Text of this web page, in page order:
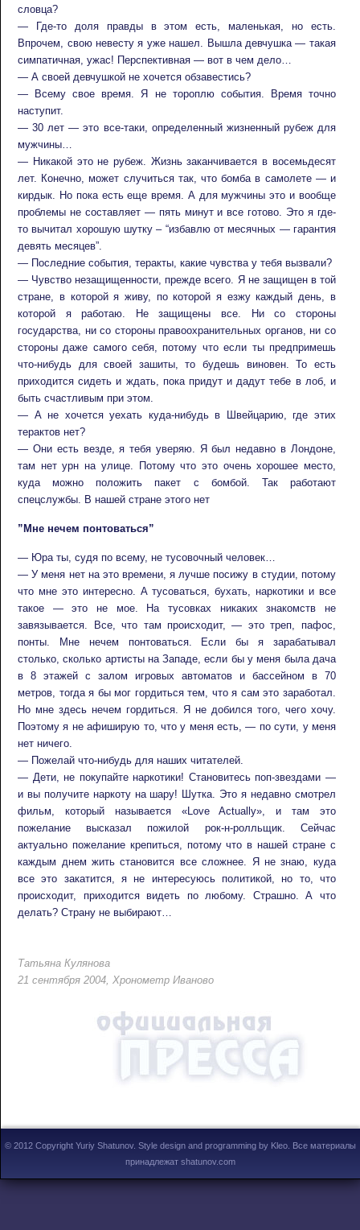
словца?
— Где-то доля правды в этом есть, маленькая, но есть.
Впрочем, свою невесту я уже нашел. Вышла девчушка — такая
симпатичная, ужас! Перспективная — вот в чем дело…
— А своей девчушкой не хочется обзавестись?
— Всему свое время. Я не тороплю события. Время точно
наступит.
— 30 лет — это все-таки, определенный жизненный рубеж для
мужчины…
— Никакой это не рубеж. Жизнь заканчивается в восемьдесят
лет. Конечно, может случиться так, что бомба в самолете — и
кирдык. Но пока есть еще время. А для мужчины это и вообще
проблемы не составляет — пять минут и все готово. Это я где-
то вычитал хорошую шутку – “избавлю от месячных — гарантия
девять месяцев”.
— Последние события, теракты, какие чувства у тебя вызвали?
— Чувство незащищенности, прежде всего. Я не защищен в той
стране, в которой я живу, по которой я езжу каждый день, в
которой я работаю. Не защищены все. Ни со стороны
государства, ни со стороны правоохранительных органов, ни со
стороны даже самого себя, потому что если ты предпримешь
что-нибудь для своей зашиты, то будешь виновен. То есть
приходится сидеть и ждать, пока придут и дадут тебе в лоб, и
быть счастливым при этом.
— А не хочется уехать куда-нибудь в Швейцарию, где этих
терактов нет?
— Они есть везде, я тебя уверяю. Я был недавно в Лондоне,
там нет урн на улице. Потому что это очень хорошее место,
куда можно положить пакет с бомбой. Так работают
спецслужбы. В нашей стране этого нет
”Мне нечем понтоваться”
— Юра ты, судя по всему, не тусовочный человек…
— У меня нет на это времени, я лучше посижу в студии, потому
что мне это интересно. А тусоваться, бухать, наркотики и все
такое — это не мое. На тусовках никаких знакомств не
завязывается. Все, что там происходит, — это треп, пафос,
понты. Мне нечем понтоваться. Если бы я зарабатывал
столько, сколько артисты на Западе, если бы у меня была дача
в 8 этажей с залом игровых автоматов и бассейном в 70
метров, тогда я бы мог гордиться тем, что я сам это заработал.
Но мне здесь нечем гордиться. Я не добился того, чего хочу.
Поэтому я не афиширую то, что у меня есть, — по сути, у меня
нет ничего.
— Пожелай что-нибудь для наших читателей.
— Дети, не покупайте наркотики! Становитесь поп-звездами —
и вы получите наркоту на шару! Шутка. Это я недавно смотрел
фильм, который называется «Love Actually», и там это
пожелание высказал пожилой рок-н-ролльщик. Сейчас
актуально пожелание крепиться, потому что в нашей стране с
каждым днем жить становится все сложнее. Я не знаю, куда
все это закатится, я не интересуюсь политикой, но то, что
происходит, приходится видеть по любому. Страшно. А что
делать? Страну не выбирают…
Татьяна Кулянова
21 сентября 2004, Хронометр Иваново
© 2012 Copyright Yuriy Shatunov.Style design and programming by Kleo . Все материалы
принадлежат shatunov.com